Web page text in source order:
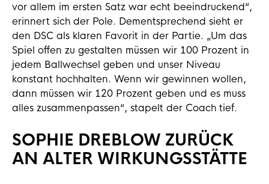
vor allem im ersten Satz war echt beeindruckend“,
erinnert sich der Pole. Dementsprechend sieht er
den DSC als klaren Favorit in der Partie. „Um das
Spiel offen zu gestalten müssen wir 100 Prozent in
jedem Ballwechsel geben und unser Niveau
konstant hochhalten. Wenn wir gewinnen wollen,
dann müssen wir 120 Prozent geben und es muss
alles zusammenpassen“, stapelt der Coach tief.
SOPHIE DREBLOW ZURÜCK
AN ALTER WIRKUNGSSTÄTTE